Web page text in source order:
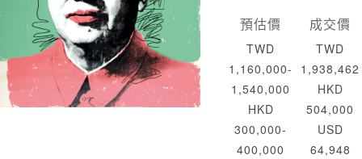
預估價
TWD
1,160,000-
1,540,000
HKD
300,000-
400,000
成交價
TWD
1,938,462
HKD
504,000
USD
64,948